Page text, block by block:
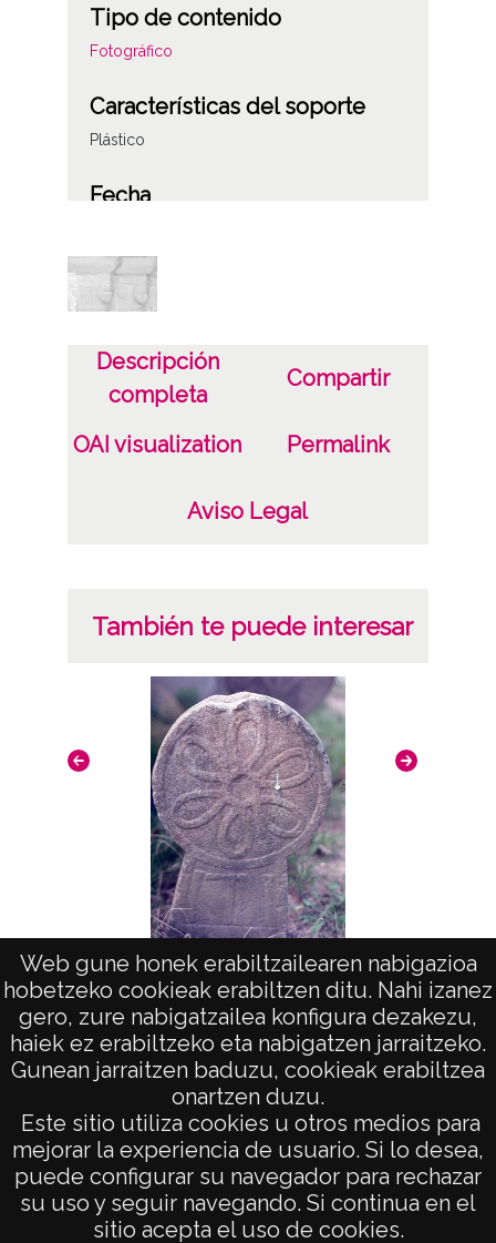
Web gune honek erabiltzailearen nabigazioa
hobetzeko cookieak erabiltzen ditu. Nahi izanez
gero, zure nabigatzailea konfigura dezakezu,
haiek ez erabiltzeko eta nabigatzen jarraitzeko.
Gunean jarraitzen baduzu, cookieak erabiltzea
onartzen duzu.
Este sitio utiliza cookies u otros medios para
mejorar la experiencia de usuario. Si lo desea,
puede configurar su navegador para rechazar
su uso y seguir navegando. Si continua en el
sitio acepta el uso de cookies.
Tipo de contenido
Fotográfico
Características del soporte
Plástico
Fecha
Lugar
Pangua (Condado de Treviño)
Miranda de Ebro (Burgos)
Licencia de las imágenes
CC BY-NC-SA 4.0
Descripción
completa
Compartir
OAI visualization Permalink
Aviso Legal
También te puede interesar
Arte en Aquitania. Estelas: Bidarray
AVISO LEGAL
POLÍTICA DE PRIVACIDAD
ACCESIBILIDAD
ATENCIÓN CIUDADANA